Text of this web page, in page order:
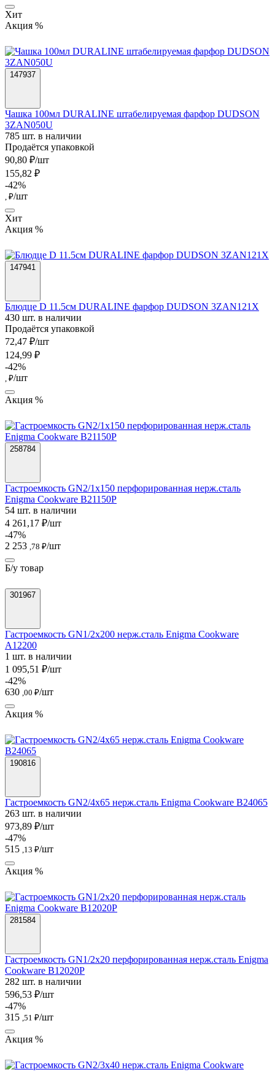
Хит
Акция %
147937
Чашка 100мл DURALINE штабелируемая фарфор DUDSON
3ZAN050U
785 шт. в наличии
Продаётся упаковкой
90,80 ₽/шт
155,82 ₽
-42%
, ₽/шт
Хит
Акция %
147941
Блюдце D 11.5см DURALINE фарфор DUDSON 3ZAN121X
430 шт. в наличии
Продаётся упаковкой
72,47 ₽/шт
124,99 ₽
-42%
, ₽/шт
Акция %
258784
Гастроемкость GN2/1х150 перфорированная нерж.сталь
Enigma Cookware B21150P
54 шт. в наличии
4 261,17 ₽/шт
-47%
2 253 ,78 ₽/шт
Б/у товар
301967
Гастроемкость GN1/2х200 нерж.сталь Enigma Cookware
A12200
1 шт. в наличии
1 095,51 ₽/шт
-42%
630 ,00 ₽/шт
Акция %
190816
Гастроемкость GN2/4х65 нерж.сталь Enigma Cookware B24065
263 шт. в наличии
973,89 ₽/шт
-47%
515 ,13 ₽/шт
Акция %
281584
Гастроемкость GN1/2х20 перфорированная нерж.сталь Enigma
Cookware B12020P
282 шт. в наличии
596,53 ₽/шт
-47%
315 ,51 ₽/шт
Акция %